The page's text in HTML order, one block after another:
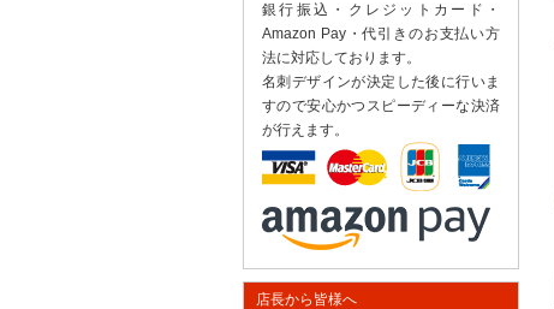
銀行振込・クレジットカード・
Amazon Pay・代引きのお支払い方
法に対応しております。
名刺デザインが決定した後に行いま
すので安心かつスピーディーな決済
が行えます。
店長から皆様へ